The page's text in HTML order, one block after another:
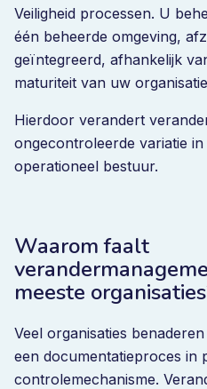
Veiligheid processen. U
één beheerde omgeving,
geïntegreerd, afhankelijk
maturiteit van uw
Hierdoor verandert
ongecontroleerde variatie
operationeel bestuur.
Waarom faalt
meeste
Veel organisaties
een documentatieproces in
controlemechanisme.